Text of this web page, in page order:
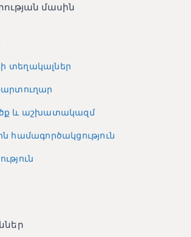
մասին
տեղակալներ
և աշխատակազմ
համագործակցություն